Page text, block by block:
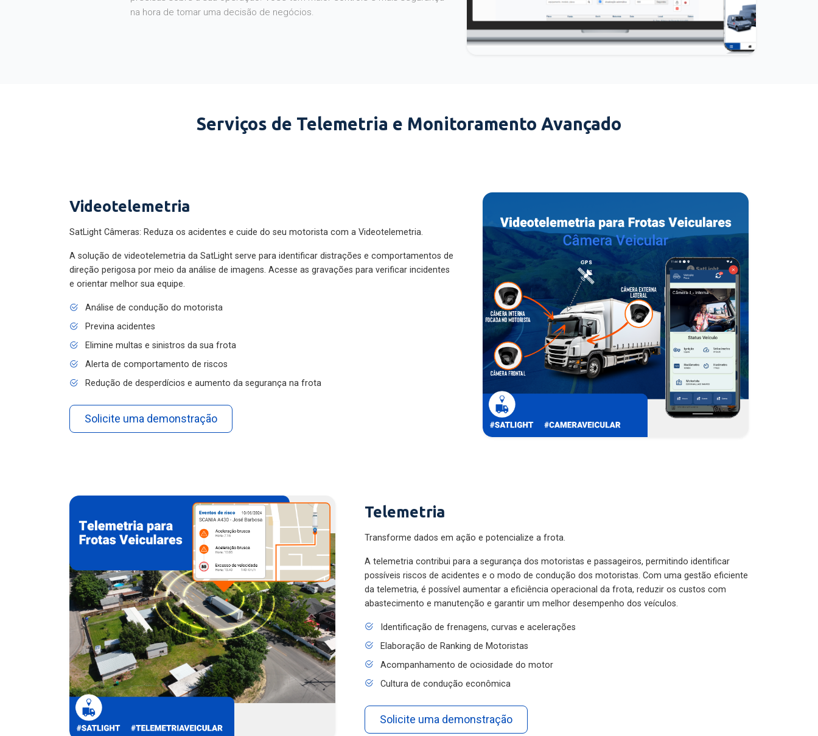
na hora de tomar uma decisão de negócios.
Serviços de Telemetria e Monitoramento Avançado
Videotelemetria
SatLight Câmeras: Reduza os acidentes e cuide do seu motorista com a Videotelemetria.
A solução de videotelemetria da SatLight serve para identificar distrações e comportamentos de
direção perigosa por meio da análise de imagens. Acesse as gravações para verificar incidentes
e orientar melhor sua equipe.
Análise de condução do motorista
Previna acidentes
Elimine multas e sinistros da sua frota
Alerta de comportamento de riscos
Redução de desperdícios e aumento da segurança na frota
Solicite uma demonstração
Telemetria
Transforme dados em ação e potencialize a frota.
A telemetria contribui para a segurança dos motoristas e passageiros, permitindo identificar
possíveis riscos de acidentes e o modo de condução dos motoristas. Com uma gestão eficiente
da telemetria, é possível aumentar a eficiência operacional da frota, reduzir os custos com
abastecimento e manutenção e garantir um melhor desempenho dos veículos.
Identificação de frenagens, curvas e acelerações
Elaboração de Ranking de Motoristas
Acompanhamento de ociosidade do motor
Cultura de condução econômica
Solicite uma demonstração